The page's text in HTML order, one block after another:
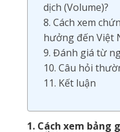
dịch (Volume)?
8. Cách xem
hưởng đến Việt
9. Đánh giá từ
10. Câu hỏi
11. Kết luận
1. Cách xem bảng